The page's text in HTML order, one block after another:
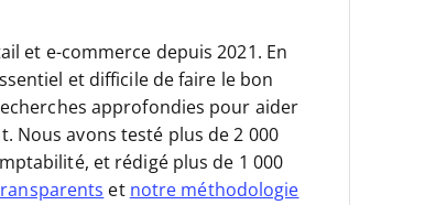
et e-commerce depuis 2021. En
et difficile de faire le bon
approfondies pour aider
Nous avons testé plus de 2 000
et rédigé plus de 1 000
et notre méthodologie